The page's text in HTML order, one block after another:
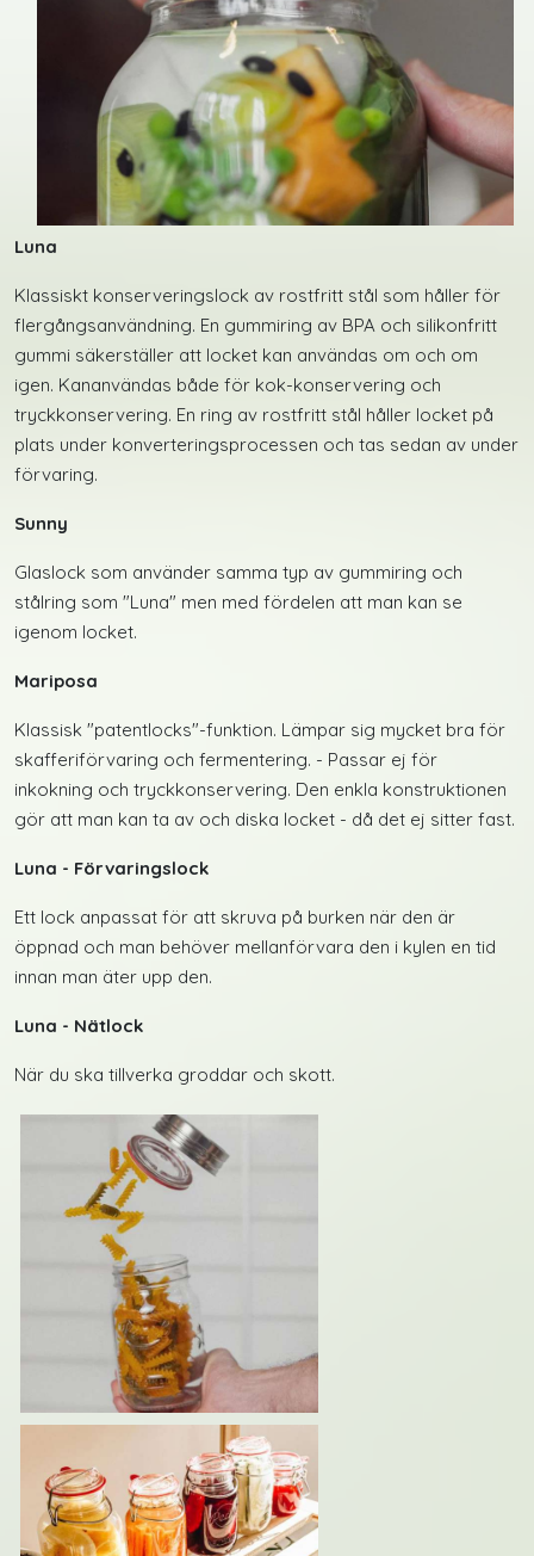
Luna
Klassiskt konserveringslock av rostfritt stål som håller för
flergångsanvändning. En gummiring av BPA och silikonfritt
gummi säkerställer att locket kan användas om och om
igen. Kananvändas både för kok-konservering och
tryckkonservering. En ring av rostfritt stål håller locket på
plats under konverteringsprocessen och tas sedan av under
förvaring.
Sunny
Glaslock som använder samma typ av gummiring och
stålring som "Luna" men med fördelen att man kan se
igenom locket.
Mariposa
Klassisk "patentlocks"-funktion. Lämpar sig mycket bra för
skafferiförvaring och fermentering. - Passar ej för
inkokning och tryckkonservering. Den enkla konstruktionen
gör att man kan ta av och diska locket - då det ej sitter fast.
Luna - Förvaringslock
Ett lock anpassat för att skruva på burken när den är
öppnad och man behöver mellanförvara den i kylen en tid
innan man äter upp den.
Luna - Nätlock
När du ska tillverka groddar och skott.